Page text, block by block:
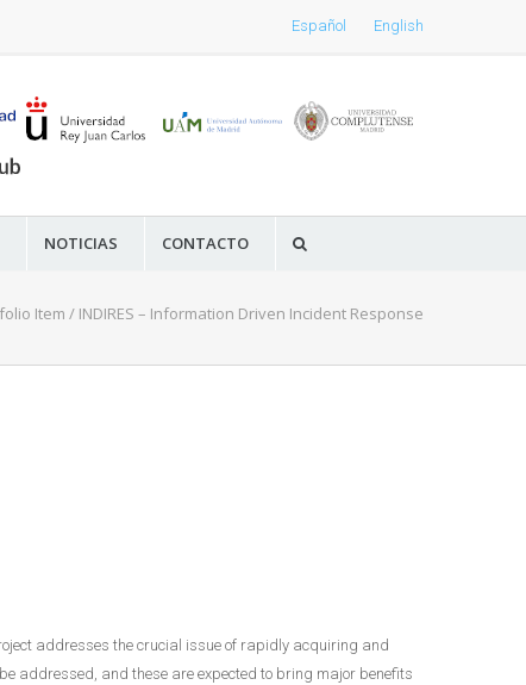
Español English
NOTICIAS CONTACTO
Item / INDIRES – Information Driven Incident Response
addresses the crucial issue of rapidly acquiring and
addressed, and these are expected to bring major benefits